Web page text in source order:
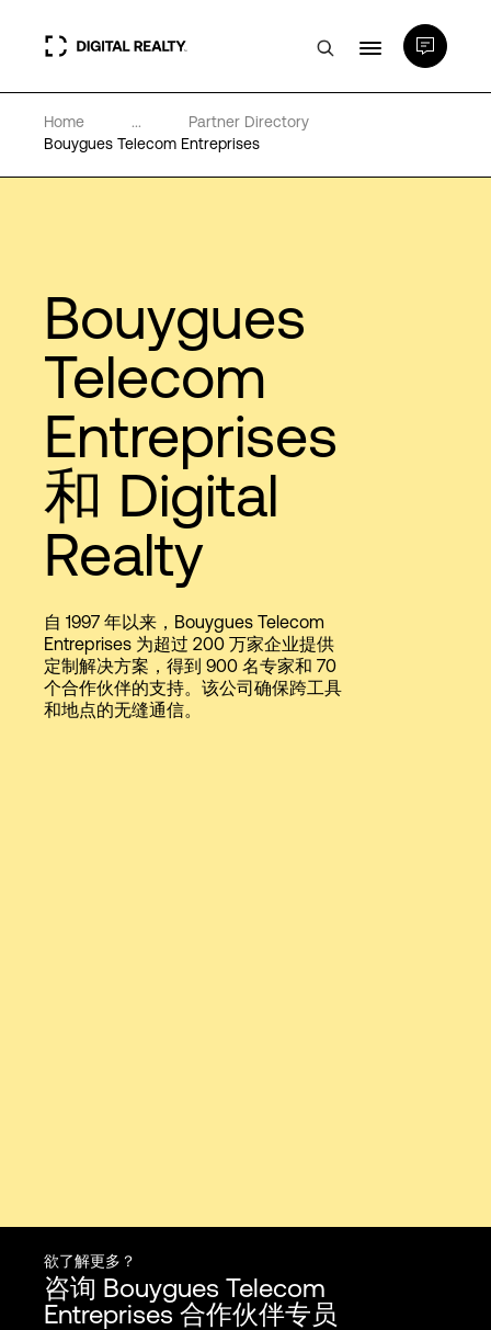
数据中心
专业知识和资源
Language
登录
Home ...
Partner Directory
Bouygues Telecom Entreprises
Bouygues
Telecom
Entreprises
和 Digital
Realty
自 1997 年以来，Bouygues Telecom
Entreprises 为超过 200 万家企业提供
定制解决方案，得到 900 名专家和 70
个合作伙伴的支持。该公司确保跨工具
和地点的无缝通信。
欲了解更多？
咨询 Bouygues Telecom
Entreprises 合作伙伴专员